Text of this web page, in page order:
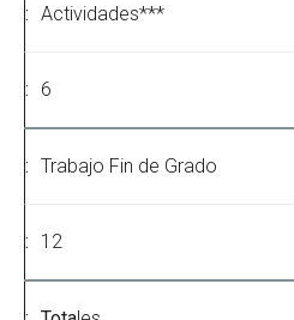
Actividades***
6
Trabajo Fin de Grado
12